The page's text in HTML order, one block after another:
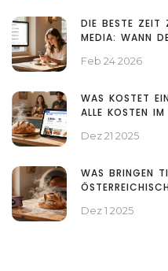
DIE BESTE ZEIT
MEDIA: WANN
Feb 24 2026
WAS KOSTET
ALLE KOSTEN
Dez 21 2025
WAS BRINGEN
Dez 1 2025